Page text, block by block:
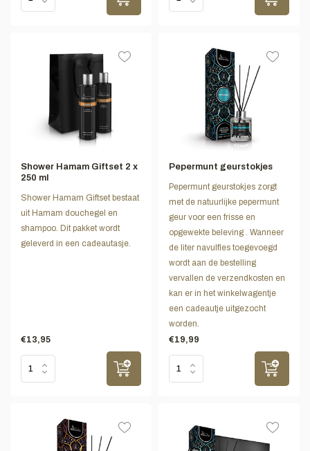
Shower Hamam Giftset 2 x
250 ml
Shower Hamam Giftset bestaat
uit Hamam douchegel en
shampoo. Dit pakket wordt
geleverd in een cadeautasje.
€13,95
Pepermunt geurstokjes
Pepermunt geurstokjes zorgt
met de natuurlijke pepermunt
geur voor een frisse en
opgewekte beleving . Wanneer
de liter navulfles toegevoegd
wordt aan de bestelling
vervallen de verzendkosten en
kan er in het winkelwagentje
een cadeautje uitgezocht
worden.
€19,99